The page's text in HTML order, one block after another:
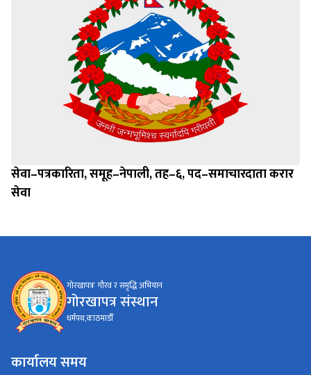
सेवा–पत्रकारिता, समूह–नेपाली, तह–६, पद–समाचारदाता करार
सेवा
गोरखापत्रः गौरव र समृद्धि अभियान
गोरखापत्र संस्थान
धर्मपथ,काठमाडौँ
कार्यालय समय